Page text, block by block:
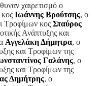
χαιρετισμό ο
Ιωάννης Βρούτσης, ο
Τροφίμων κος Σταύρος
Ανάπτυξης και
Αγγελάκη Δήμητρα, ο
και Τροφίμων της
Γαλάνης, ο
και Τροφίμων της
Δημήτρης, ο